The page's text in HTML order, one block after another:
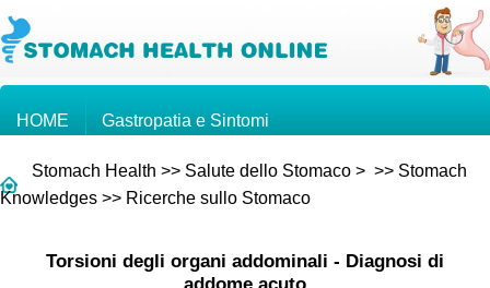
HOME Gastropatia e Sintomi
Conoscenze sullo Stomaco Tumore Gastrico
Domande e Risposte
Stomach Health >> Salute dello Stomaco > >> Stomach
Knowledges >> Ricerche sullo Stomaco
Torsioni degli organi addominali - Diagnosi di